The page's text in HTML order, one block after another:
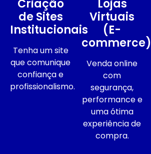
Criação
de Sites
Institucionais
Tenha um site
que comunique
confiança e
profissionalismo.
Lojas
Virtuais
(E-
commerce)
Venda online
com
segurança,
performance e
uma ótima
experiência de
compra.